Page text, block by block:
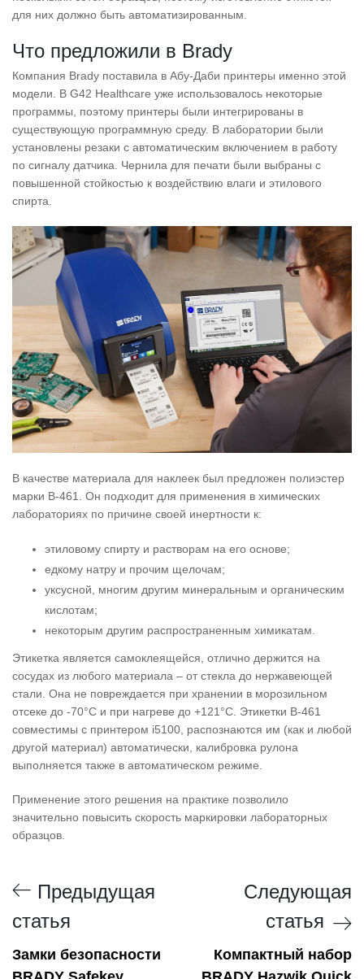
для них должно быть автоматизированным.
Что предложили в Brady
Компания Brady поставила в Абу-Даби принтеры именно этой
модели. В G42 Healthcare уже использовалось некоторые
программы, поэтому принтеры были интегрированы в
существующую программную среду. В лаборатории были
установлены резаки с автоматическим включением в работу
по сигналу датчика. Чернила для печати были выбраны с
повышенной стойкостью к воздействию влаги и этилового
спирта.
В качестве материала для наклеек был предложен полиэстер
марки B-461. Он подходит для применения в химических
лабораториях по причине своей инертности к:
этиловому спирту и растворам на его основе;
едкому натру и прочим щелочам;
уксусной, многим другим минеральным и органическим
кислотам;
некоторым другим распространенным химикатам.
Этикетка является самоклеящейся, отлично держится на
сосудах из любого материала – от стекла до нержавеющей
стали. Она не повреждается при хранении в морозильном
отсеке до -70°C и при нагреве до +121°C. Этикетки B-461
совместимы с принтером i5100, распознаются им (как и любой
другой материал) автоматически, калибровка рулона
выполняется также в автоматическом режиме.
Применение этого решения на практике позволило
значительно повысить скорость маркировки лабораторных
образцов.
Предыдущая
статья
Замки безопасности
Следующая
статья
Компактный набор